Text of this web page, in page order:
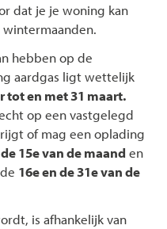
dat je je woning kan
hebben op de
aardgas ligt wettelijk
tot en met 31 maart.
op een vastgelegd
of mag een oplading
15e van de maand en
16e en de 31e van de
is afhankelijk van